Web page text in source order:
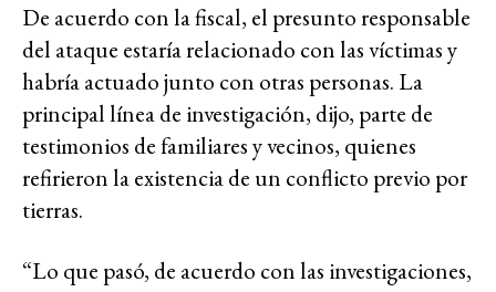
De acuerdo con la fiscal, el presunto responsable
del ataque estaría relacionado con las víctimas y
habría actuado junto con otras personas. La
principal línea de investigación, dijo, parte de
testimonios de familiares y vecinos, quienes
refirieron la existencia de un conflicto previo por
tierras.
“Lo que pasó, de acuerdo con las investigaciones,